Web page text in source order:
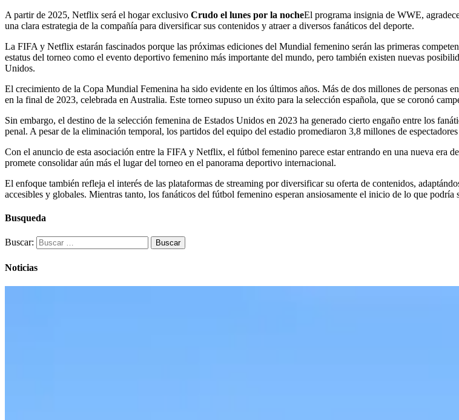
A partir de 2025, Netflix será el hogar exclusivo Crudo el lunes por la nocheEl programa insignia de WWE,
una clara estrategia de la compañía para diversificar sus contenidos y atraer a diversos fanáticos del deporte.
La FIFA y Netflix estarán fascinados porque las próximas ediciones del Mundial femenino serán las primeras
estatus del torneo como el evento deportivo femenino más importante del mundo, pero también existen nuevas
Unidos.
El crecimiento de la Copa Mundial Femenina ha sido evidente en los últimos años. Más de dos millones de
en la final de 2023, celebrada en Australia. Este torneo supuso un éxito para la selección española, que se coronó
Sin embargo, el destino de la selección femenina de Estados Unidos en 2023 ha generado cierto engaño entre los
penal. A pesar de la eliminación temporal, los partidos del equipo del estadio promediaron 3,8 millones de
Con el anuncio de esta asociación entre la FIFA y Netflix, el fútbol femenino parece estar entrando en una nueva
promete consolidar aún más el lugar del torneo en el panorama deportivo internacional.
El enfoque también refleja el interés de las plataformas de streaming por diversificar su oferta de contenidos,
accesibles y globales. Mientras tanto, los fanáticos del fútbol femenino esperan ansiosamente el inicio de lo que
Busqueda
Buscar:
Noticias